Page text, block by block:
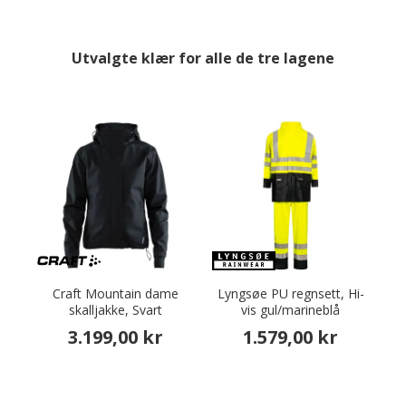
Utvalgte klær for alle de tre lagene
Craft Mountain dame
skalljakke, Svart
3.199,00 kr
Lyngsøe PU regnsett, Hi-
vis gul/marineblå
1.579,00 kr